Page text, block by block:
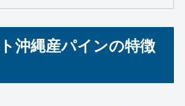
沖縄産パインの特徴